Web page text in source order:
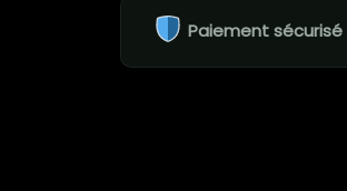
Paiement sécurisé